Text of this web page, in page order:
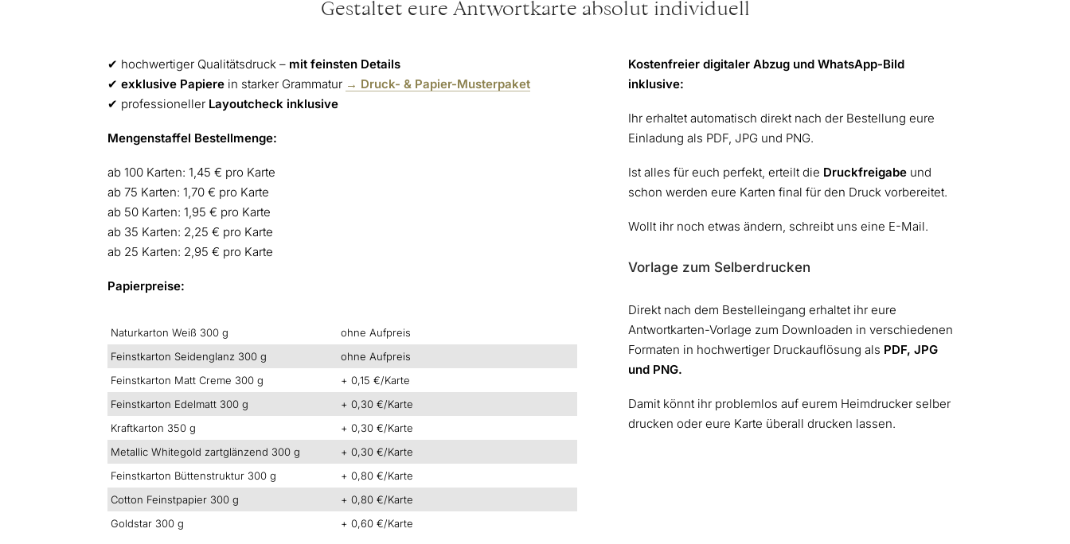
Gestaltet eure Antwortkarte absolut individuell
✔︎ hochwertiger Qualitätsdruck – mit feinsten Details
✔︎ exklusive Papiere in starker Grammatur → Druck- & Papier-Musterpaket
✔︎ professioneller Layoutcheck inklusive
Mengenstaffel Bestellmenge:
ab 100 Karten: 1,45 € pro Karte
ab 75 Karten: 1,70 € pro Karte
ab 50 Karten: 1,95 € pro Karte
ab 35 Karten: 2,25 € pro Karte
ab 25 Karten: 2,95 € pro Karte
Papierpreise:
Naturkarton Weiß 300 g
ohne Aufpreis
Feinstkarton Seidenglanz 300 g
ohne Aufpreis
Feinstkarton Matt Creme 300 g
+ 0,15 €/Karte
Feinstkarton Edelmatt 300 g
+ 0,30 €/Karte
Kraftkarton 350 g
+ 0,30 €/Karte
Metallic Whitegold zartglänzend 300 g
+ 0,30 €/Karte
Feinstkarton Büttenstruktur 300 g
+ 0,80 €/Karte
Cotton Feinstpapier 300 g
+ 0,80 €/Karte
Goldstar 300 g
+ 0,60 €/Karte
Kostenfreier digitaler Abzug und WhatsApp-Bild
inklusive:
Ihr erhaltet automatisch direkt nach der Bestellung eure
Einladung als PDF, JPG und PNG.
Ist alles für euch perfekt, erteilt die Druckfreigabe und
schon werden eure Karten final für den Druck vorbereitet.
Wollt ihr noch etwas ändern, schreibt uns eine E-Mail.
Vorlage zum Selberdrucken
Direkt nach dem Bestelleingang erhaltet ihr eure
Antwortkarten-Vorlage zum Downloaden in verschiedenen
Formaten in hochwertiger Druckauflösung als PDF, JPG
und PNG.
Damit könnt ihr problemlos auf eurem Heimdrucker selber
drucken oder eure Karte überall drucken lassen.